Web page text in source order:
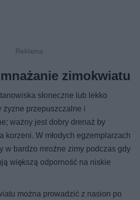
zimokwiatu
słoneczne lub lekko
żyzne przepuszczalne i
ważny jest dobry drenaż by
korzeni. W młodych egzemplarzach
w bardzo mroźne zimy podczas gdy
większą odporność na niskie
można prowadzić z nasion po